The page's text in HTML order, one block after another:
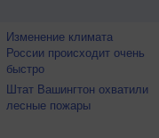
Изменение климата
России происходит очень
быстро
Штат Вашингтон охватили
лесные пожары